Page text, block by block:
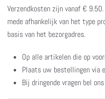
Verzendkosten zijn vanaf €
mede afhankelijk van het type
basis van het bezorgadres.
Op alle artikelen die op
Plaats uw bestellingen via
Bij dringende vragen bel